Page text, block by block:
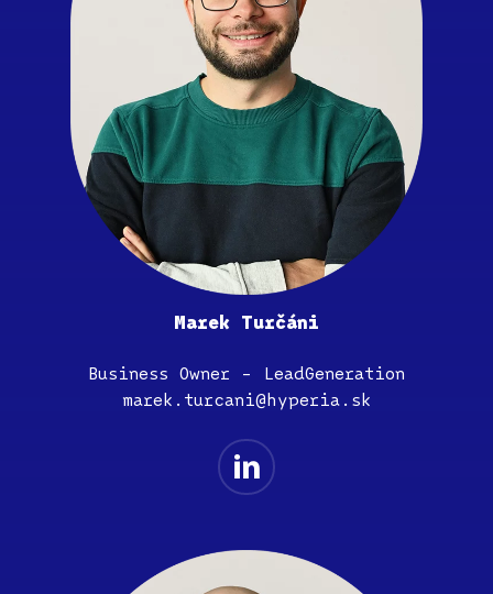
Marek Turčáni
Business Owner – LeadGeneration
marek.turcani@hyperia.sk